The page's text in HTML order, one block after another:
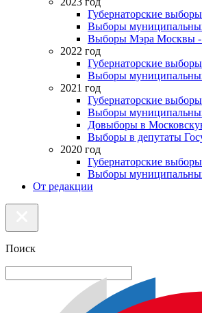
Губернаторские
Выборы
Выборы Мэра Москвы -
2022 год
Губернаторские
Выборы
2021 год
Губернаторские
Выборы
Довыборы в
Выборы в депутаты
2020 год
Губернаторские
Выборы
От редакции
Поиск